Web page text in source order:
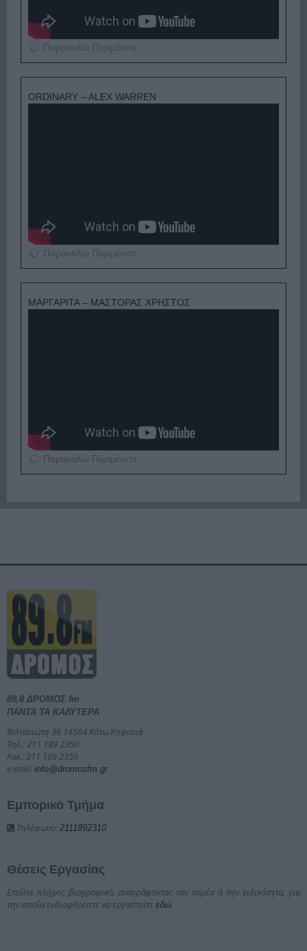
Παρακαλώ Περιμένετε...
ORDINARY – ALEX WARREN
Παρακαλώ Περιμένετε...
ΜΑΡΓΑΡΙΤΑ – ΜΑΣΤΟΡΑΣ ΧΡΗΣΤΟΣ
Παρακαλώ Περιμένετε...
89,8 ΔΡΟΜΟΣ fm
ΠΑΝΤΑ ΤΑ ΚΑΛΥΤΕΡΑ
Βιλτανιώτη 36 14564 Κάτω Κηφισιά
Τηλ.: 211 189 2350
Fax.: 211 189 2359
e-mail: info@dromosfm.gr
Εμπορικό Τμήμα
Τηλέφωνο: 2111892310
Θέσεις Εργασίας
Στείλτε πλήρες βιογραφικό, αναγράφοντας τον τομέα ή την ειδικότητα, για
την οποία ενδιαφέρεστε να εργαστείτε εδώ.